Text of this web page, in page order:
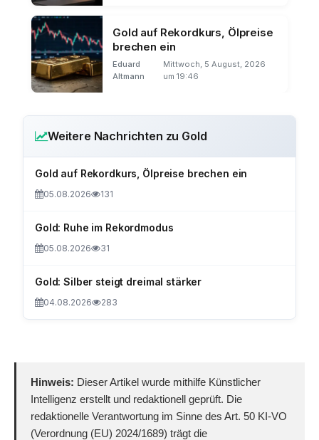
Gold auf Rekordkurs, Ölpreise
brechen ein
Eduard
Altmann
Mittwoch, 5 August, 2026
um 19:46
Weitere Nachrichten zu Gold
Gold auf Rekordkurs, Ölpreise brechen ein
05.08.2026 131
Gold: Ruhe im Rekordmodus
05.08.2026 31
Gold: Silber steigt dreimal stärker
04.08.2026 283
Hinweis: Dieser Artikel wurde mithilfe Künstlicher
Intelligenz erstellt und redaktionell geprüft. Die
redaktionelle Verantwortung im Sinne des Art. 50 KI-VO
(Verordnung (EU) 2024/1689) trägt die